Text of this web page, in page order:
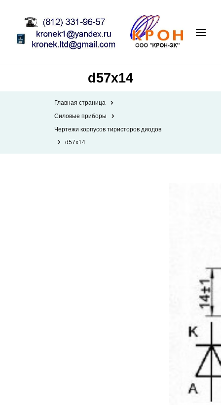
d57x14
Главная страница
Силовые приборы
Чертежи корпусов тиристоров диодов
d57x14